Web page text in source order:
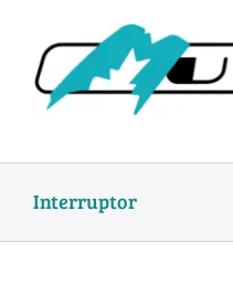
content
Interruptor